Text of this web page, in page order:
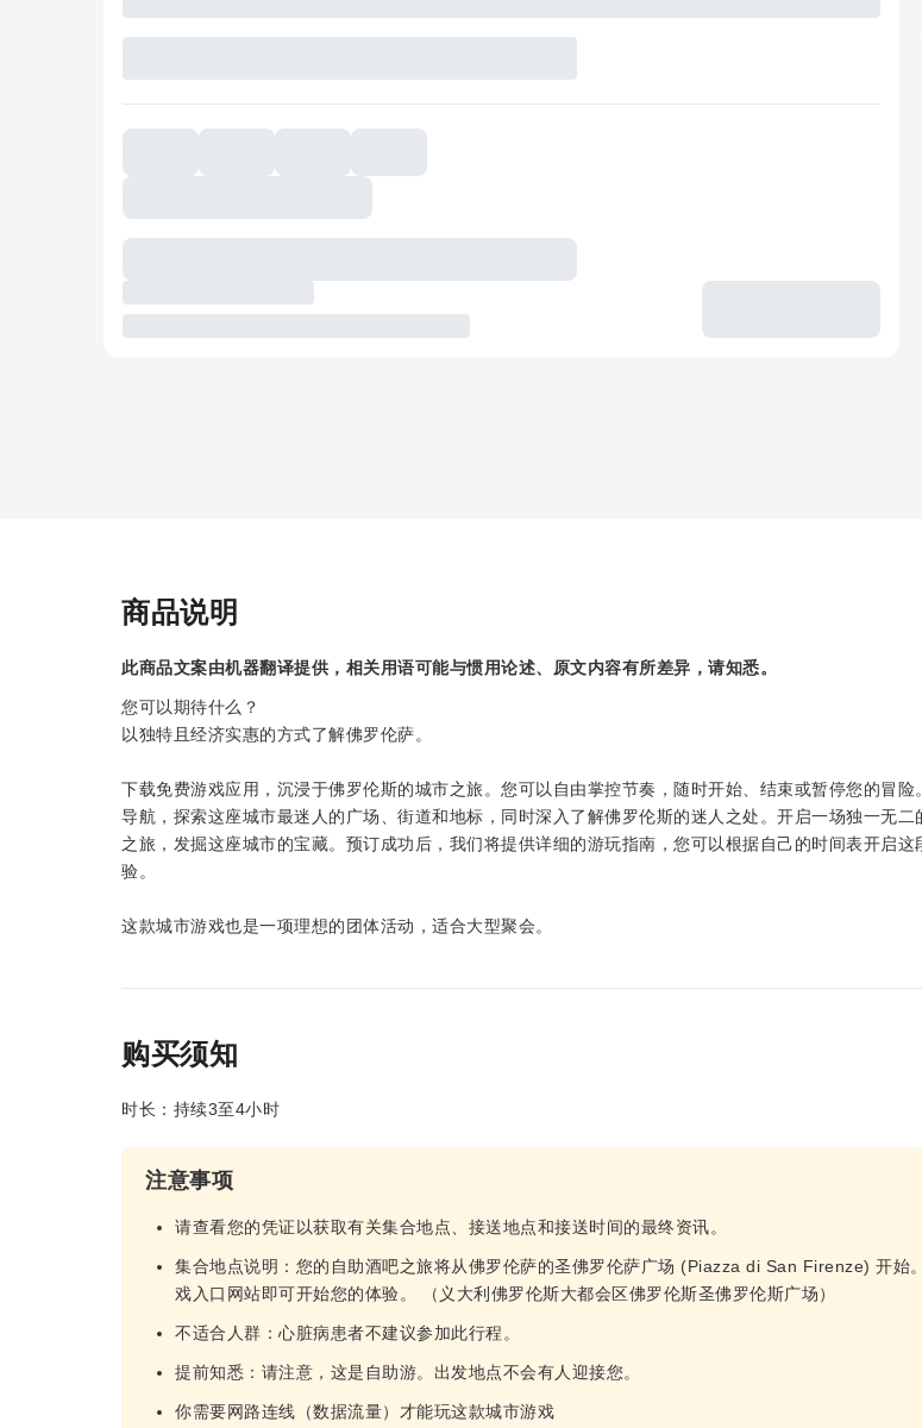
商品说明
此商品文案由机器翻译提供，相关用语可能与惯用论述、原文内容有所差异，请知悉。
您可以期待什么？
以独特且经济实惠的方式了解佛罗伦萨。
下载免费游戏应用，沉浸于佛罗伦斯的城市之旅。您可以自由掌控节奏，随时开始、结束或暂停您的冒险
导航，探索这座城市最迷人的广场、街道和地标，同时深入了解佛罗伦斯的迷人之处。开启一场独一无二
之旅，发掘这座城市的宝藏。预订成功后，我们将提供详细的游玩指南，您可以根据自己的时间表开启这
验。
这款城市游戏也是一项理想的团体活动，适合大型聚会。
购买须知
时长：持续3至4小时
注意事项
请查看您的凭证以获取有关集合地点、接送地点和接送时间的最终资讯。
集合地点说明：您的自助酒吧之旅将从佛罗伦萨的圣佛罗伦萨广场 (Piazza di San Firenze) 开始
戏入口网站即可开始您的体验。 （义大利佛罗伦斯大都会区佛罗伦斯圣佛罗伦斯广场）
不适合人群：心脏病患者不建议参加此行程。
提前知悉：请注意，这是自助游。出发地点不会有人迎接您。
你需要网路连线（数据流量）才能玩这款城市游戏